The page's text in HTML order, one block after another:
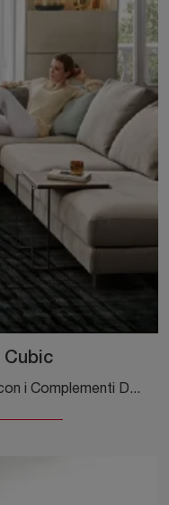
Cubic
Desideri completare i tuoi locali con i Complementi Dema? Eccoti vari modelli di pouf in tessuto come Pouf Tavolino Cubic.